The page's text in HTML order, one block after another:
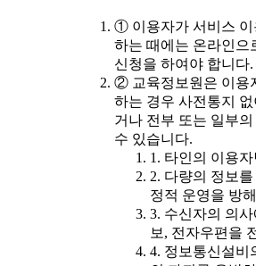
① 이용자가 서비스
하는 때에는 온라인으
신청을 하여야 합니다.
② 교육정보원은 이용
하는 경우 사전통지
거나 전부 또는 일부
수 있습니다.
1. 타인의 이용
2. 다량의 정보
정적 운영을 방
3. 수신자의 의
보, 전자우편을
4. 정보통신설비